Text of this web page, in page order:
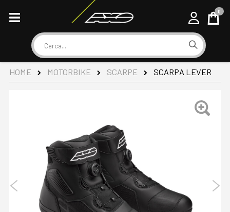
Cerca
Cart
0
HOME MOTORBIKE SCARPE SCARPA LEVER